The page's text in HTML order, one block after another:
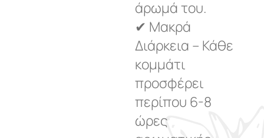
άρωμά του.
✔ Μακρά
Διάρκεια – Κάθε
κομμάτι
προσφέρει
περίπου 6-8
ώρες